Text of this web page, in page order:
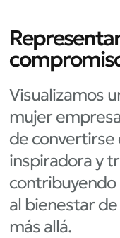
Visualizamos
mujer
de convertirse
inspiradora y
contribuyendo
al bienestar
más allá.